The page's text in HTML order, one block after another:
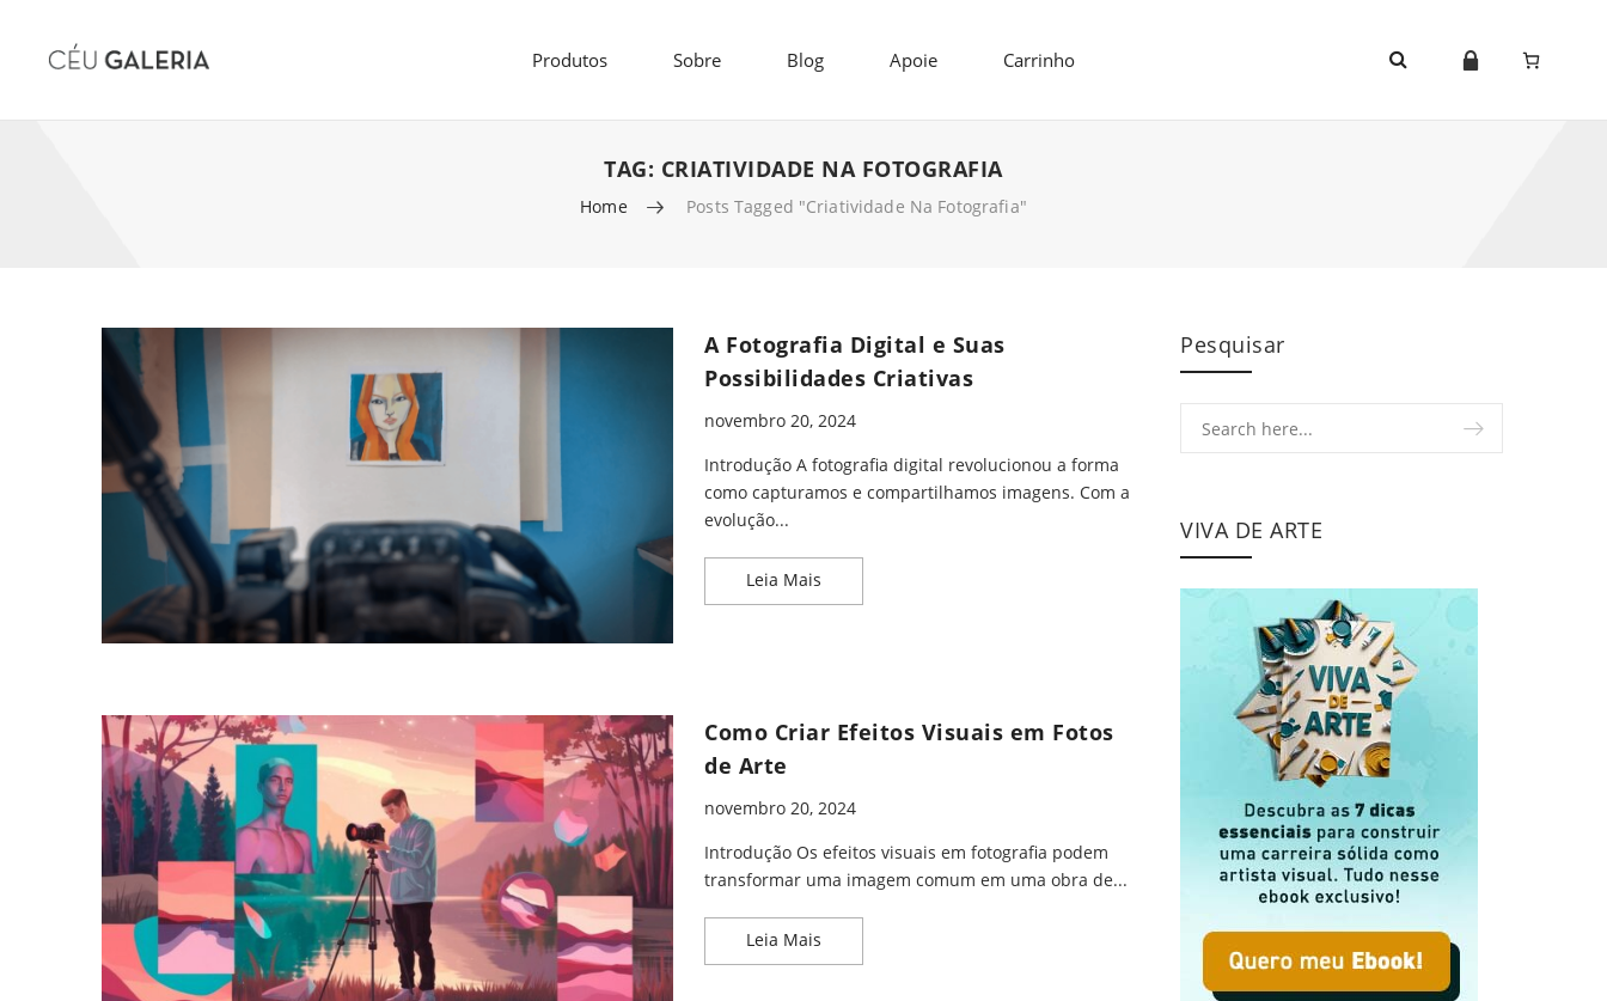
Produtos Sobre Blog Apoie Carrinho
TAG: CRIATIVIDADE NA FOTOGRAFIA
Home Posts Tagged "criatividade Na Fotografia"
Skip to content
A Fotografia Digital e Suas
Possibilidades Criativas
novembro 20, 2024
Introdução A fotografia digital revolucionou a forma
como capturamos e compartilhamos imagens. Com a
evolução...
Leia Mais
Como Criar Efeitos Visuais em Fotos
de Arte
novembro 20, 2024
Introdução Os efeitos visuais em fotografia podem
transformar uma imagem comum em uma obra de...
Leia Mais
Pesquisar
VIVA DE ARTE